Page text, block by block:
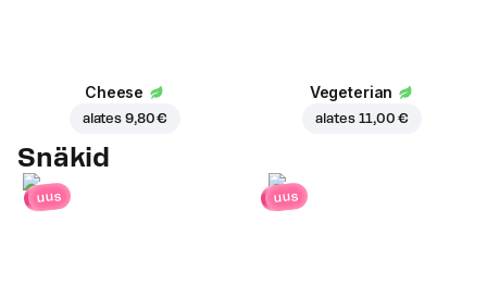
Cheese
alates 9,80 €
Vegeterian
alates 11,00 €
Snäkid
uus uus